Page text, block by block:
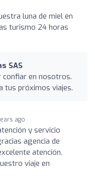
luna de miel en
turismo 24 horas
SAS
confiar en nosotros.
tus próximos viajes.
ago
y servicio
agencia de
atención,
viaje en